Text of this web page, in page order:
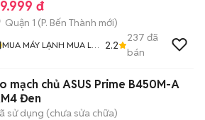
đ
Quận 1 (P. Bến Thành mới)
MUA MÁY LẠNH MUA LƯ
2.2
237 đã
bán
mạch chủ ASUS Prime B450M-A
Đen
sử dụng (chưa sửa chữa)